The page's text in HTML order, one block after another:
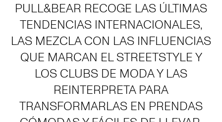
PULL&BEAR RECOGE LAS ÚLTIMAS
TENDENCIAS INTERNACIONALES,
LAS MEZCLA CON LAS INFLUENCIAS
QUE MARCAN EL STREETSTYLE Y
LOS CLUBS DE MODA Y LAS
REINTERPRETA PARA
TRANSFORMARLAS EN PRENDAS